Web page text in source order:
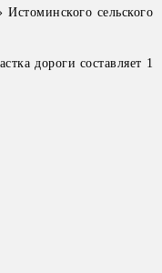
сельского
дороги составляет 1